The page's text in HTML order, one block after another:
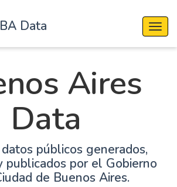
BA Data
Aires
Data
públicos generados,
publicados por el Gobierno
de Buenos Aires.